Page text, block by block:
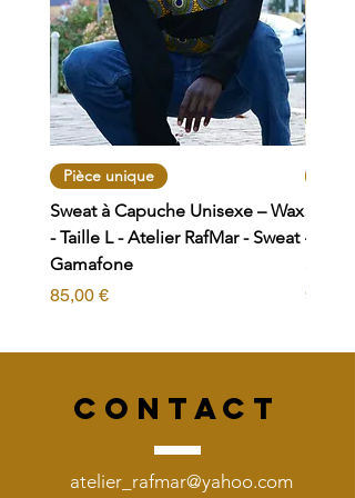
Pièce unique
Sweat à Capuche Unisexe – Wax
- Taille L - Atelier RafMar - Sweat
Gamafone
Prix
85,00 €
–
Prix
95,00 €
CONTACT
atelier_rafmar@yahoo.com